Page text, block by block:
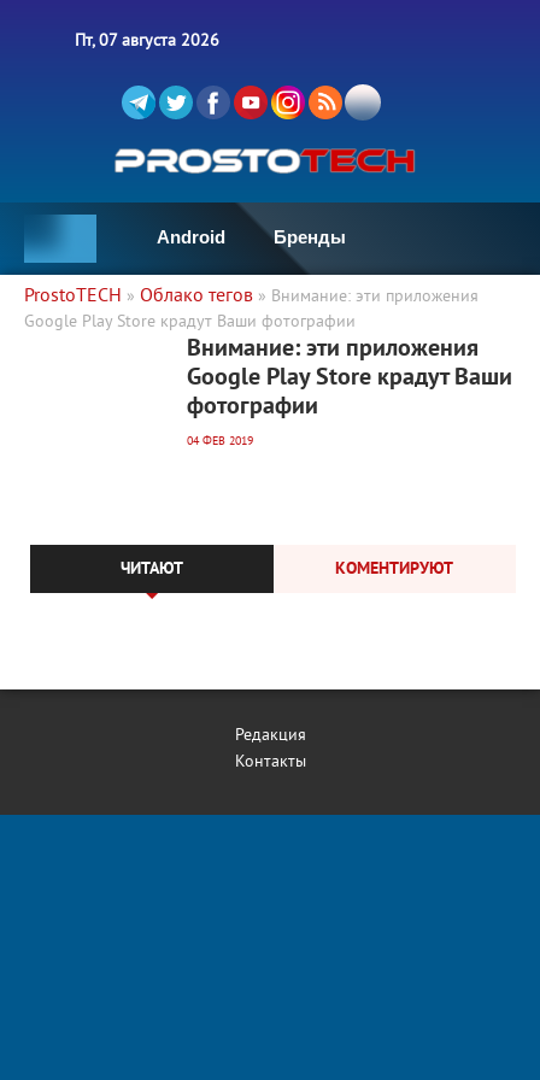
Пт, 07 августа 2026
Android Бренды
ProstoTECH » Облако тегов » Внимание: эти приложения
Google Play Store крадут Ваши фотографии
4 176 0
Внимание: эти приложения
Google Play Store крадут Ваши
фотографии
04 ФЕВ 2019
ЧИТАЮТ КОМЕНТИРУЮТ
Редакция
Контакты